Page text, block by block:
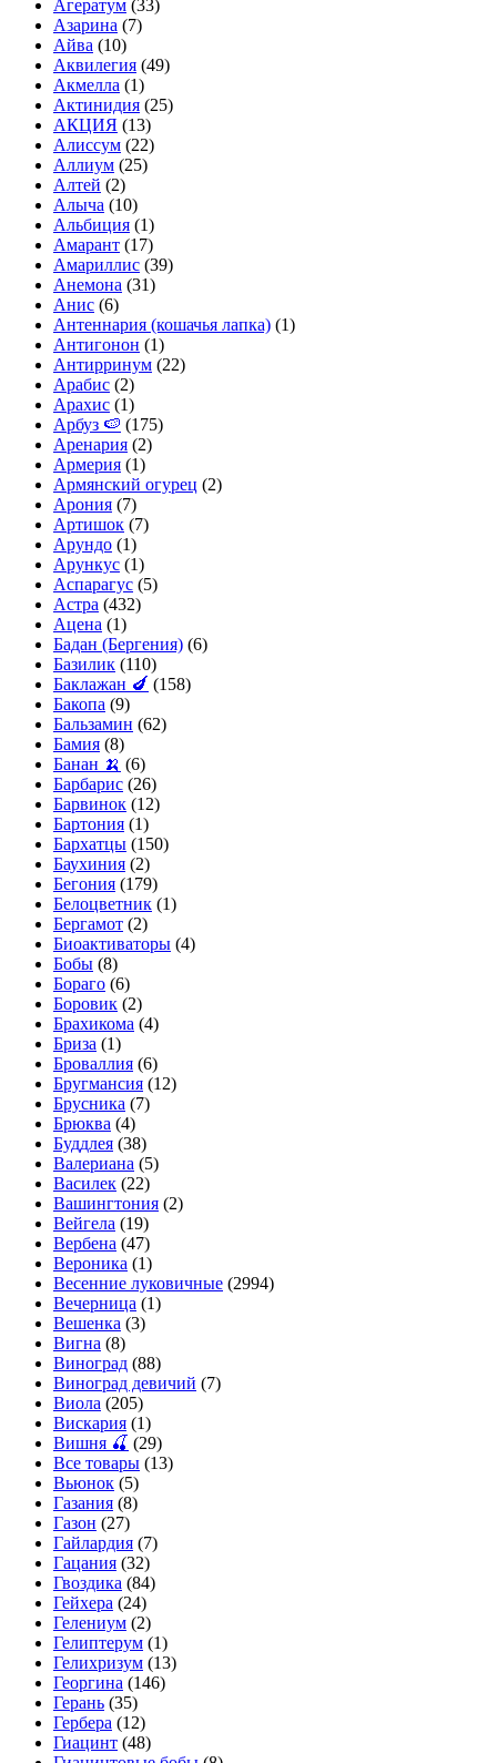
Агератум (33)
Азарина (7)
Айва (10)
Аквилегия (49)
Акмелла (1)
Актинидия (25)
АКЦИЯ (13)
Алиссум (22)
Аллиум (25)
Алтей (2)
Алыча (10)
Альбиция (1)
Амарант (17)
Амариллис (39)
Анемона (31)
Анис (6)
Антеннария (кошачья лапка) (1)
Антигонон (1)
Антирринум (22)
Арабис (2)
Арахис (1)
Арбуз 🍉 (175)
Аренария (2)
Армерия (1)
Армянский огурец (2)
Арония (7)
Артишок (7)
Арундо (1)
Арункус (1)
Аспарагус (5)
Астра (432)
Ацена (1)
Бадан (Бергения) (6)
Базилик (110)
Баклажан 🍆 (158)
Бакопа (9)
Бальзамин (62)
Бамия (8)
Банан 🍌 (6)
Барбарис (26)
Барвинок (12)
Бартония (1)
Бархатцы (150)
Баухиния (2)
Бегония (179)
Белоцветник (1)
Бергамот (2)
Биоактиваторы (4)
Бобы (8)
Бораго (6)
Боровик (2)
Брахикома (4)
Бриза (1)
Броваллия (6)
Бругмансия (12)
Брусника (7)
Брюква (4)
Буддлея (38)
Валериана (5)
Василек (22)
Вашингтония (2)
Вейгела (19)
Вербена (47)
Вероника (1)
Весенние луковичные (2994)
Вечерница (1)
Вешенка (3)
Вигна (8)
Виноград (88)
Виноград девичий (7)
Виола (205)
Вискария (1)
Вишня 🍒 (29)
Все товары (13)
Вьюнок (5)
Газания (8)
Газон (27)
Гайлардия (7)
Гацания (32)
Гвоздика (84)
Гейхера (24)
Гелениум (2)
Гелиптерум (1)
Гелихризум (13)
Георгина (146)
Герань (35)
Гербера (12)
Гиацинт (48)